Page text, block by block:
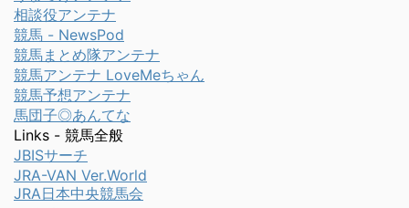
相談役アンテナ
競馬 - NewsPod
競馬まとめ隊アンテナ
競馬アンテナ LoveMeちゃん
競馬予想アンテナ
馬団子◎あんてな
Links - 競馬全般
JBISサーチ
JRA-VAN Ver.World
JRA日本中央競馬会